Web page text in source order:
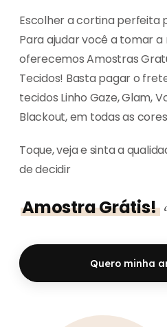
Escolher a cortina perfeita
Para ajudar você a tomar a
oferecemos Amostras
Tecidos! Basta pagar o
tecidos Linho Gaze, Glam,
Blackout, em todas as
Toque, veja e sinta a
de decidir
Amostra Grátis!
Quero minha